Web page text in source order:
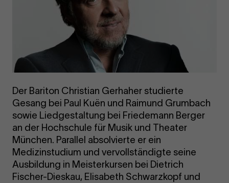
Der Bariton Christian Gerhaher studierte
Gesang bei Paul Kuën und Raimund Grumbach
sowie Liedgestaltung bei Friedemann Berger
an der Hochschule für Musik und Theater
München. Parallel absolvierte er ein
Medizinstudium und vervollständigte seine
Ausbildung in Meisterkursen bei Dietrich
Fischer-Dieskau, Elisabeth Schwarzkopf und